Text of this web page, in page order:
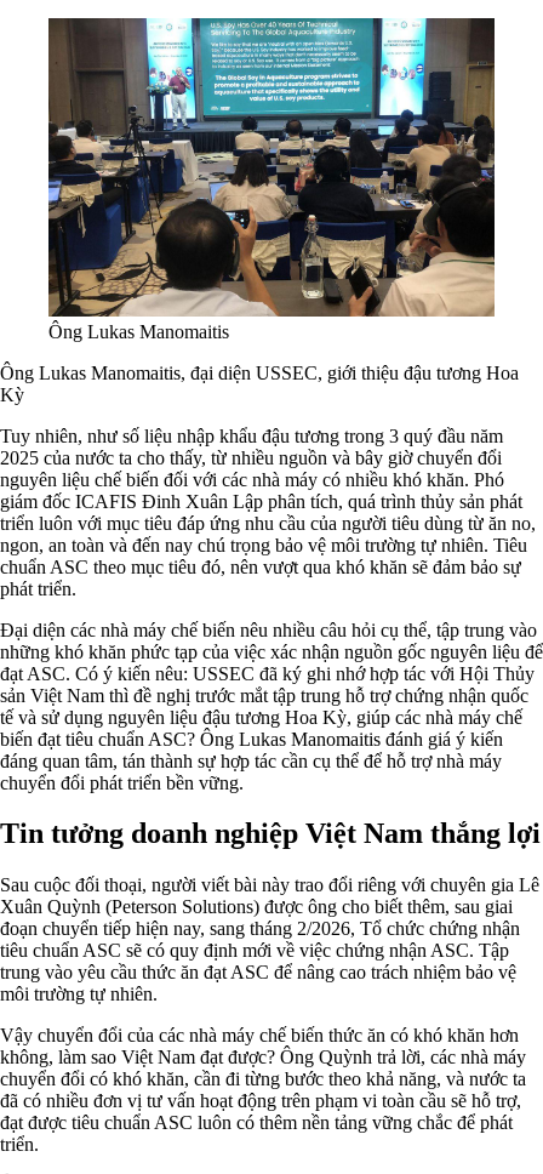
Ông Lukas Manomaitis
Ông Lukas Manomaitis, đại diện USSEC, giới thiệu đậu tương Hoa
Kỳ
Tuy nhiên, như số liệu nhập khẩu đậu tương trong 3 quý đầu năm
2025 của nước ta cho thấy, từ nhiều nguồn và bây giờ chuyển đổi
nguyên liệu chế biến đối với các nhà máy có nhiều khó khăn. Phó
giám đốc ICAFIS Đinh Xuân Lập phân tích, quá trình thủy sản phát
triển luôn với mục tiêu đáp ứng nhu cầu của người tiêu dùng từ ăn no,
ngon, an toàn và đến nay chú trọng bảo vệ môi trường tự nhiên. Tiêu
chuẩn ASC theo mục tiêu đó, nên vượt qua khó khăn sẽ đảm bảo sự
phát triển.
Đại diện các nhà máy chế biến nêu nhiều câu hỏi cụ thể, tập trung vào
những khó khăn phức tạp của việc xác nhận nguồn gốc nguyên liệu để
đạt ASC. Có ý kiến nêu: USSEC đã ký ghi nhớ hợp tác với Hội Thủy
sản Việt Nam thì đề nghị trước mắt tập trung hỗ trợ chứng nhận quốc
tế và sử dụng nguyên liệu đậu tương Hoa Kỳ, giúp các nhà máy chế
biến đạt tiêu chuẩn ASC? Ông Lukas Manomaitis đánh giá ý kiến
đáng quan tâm, tán thành sự hợp tác cần cụ thể để hỗ trợ nhà máy
chuyển đổi phát triển bền vững.
Tin tưởng doanh nghiệp Việt Nam thắng lợi
Sau cuộc đối thoại, người viết bài này trao đổi riêng với chuyên gia Lê
Xuân Quỳnh (Peterson Solutions) được ông cho biết thêm, sau giai
đoạn chuyển tiếp hiện nay, sang tháng 2/2026, Tổ chức chứng nhận
tiêu chuẩn ASC sẽ có quy định mới về việc chứng nhận ASC. Tập
trung vào yêu cầu thức ăn đạt ASC để nâng cao trách nhiệm bảo vệ
môi trường tự nhiên.
Vậy chuyển đổi của các nhà máy chế biến thức ăn có khó khăn hơn
không, làm sao Việt Nam đạt được? Ông Quỳnh trả lời, các nhà máy
chuyển đổi có khó khăn, cần đi từng bước theo khả năng, và nước ta
đã có nhiều đơn vị tư vấn hoạt động trên phạm vi toàn cầu sẽ hỗ trợ,
đạt được tiêu chuẩn ASC luôn có thêm nền tảng vững chắc để phát
triển.